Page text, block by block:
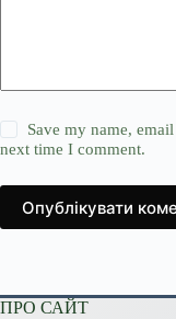
Save my name,
next time I comment.
Опублікувати
ПРО САЙТ